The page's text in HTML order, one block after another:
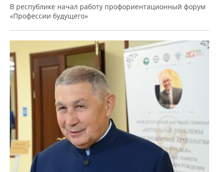
В республике начал работу профориентационный форум
«Профессии будущего»